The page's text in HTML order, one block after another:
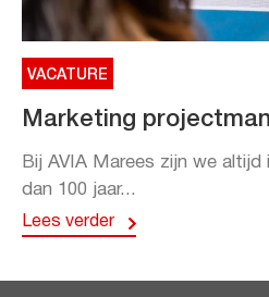
VACATURE
Marketing
Bij AVIA Marees zijn we
dan 100 jaar...
Lees verder